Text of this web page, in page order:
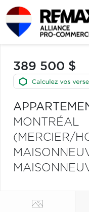
389 500 $
MONTRÉAL
(MERCIER/